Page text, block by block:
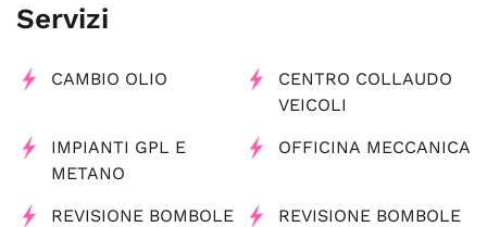
Servizi
CAMBIO OLIO
CENTRO COLLAUDO
VEICOLI
IMPIANTI GPL E
METANO
OFFICINA MECCANICA
REVISIONE BOMBOLE
REVISIONE BOMBOLE